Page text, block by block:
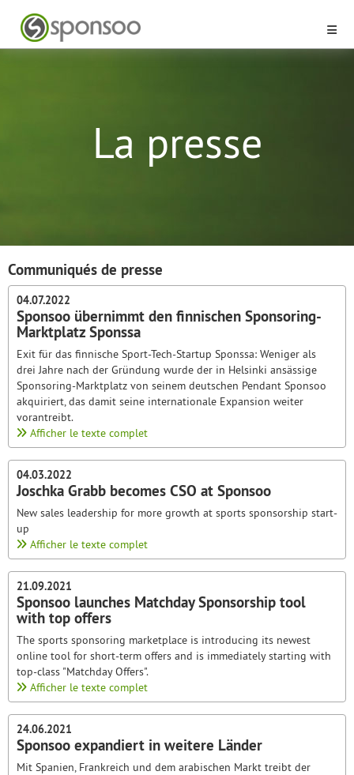
La presse
Communiqués de presse
04.07.2022
Sponsoo übernimmt den finnischen Sponsoring-
Marktplatz Sponssa
Exit für das finnische Sport-Tech-Startup Sponssa: Weniger als
drei Jahre nach der Gründung wurde der in Helsinki ansässige
Sponsoring-Marktplatz von seinem deutschen Pendant Sponsoo
akquiriert, das damit seine internationale Expansion weiter
vorantreibt.
Afficher le texte complet
04.03.2022
Joschka Grabb becomes CSO at Sponsoo
New sales leadership for more growth at sports sponsorship start-
up
Afficher le texte complet
21.09.2021
Sponsoo launches Matchday Sponsorship tool
with top offers
The sports sponsoring marketplace is introducing its newest
online tool for short-term offers and is immediately starting with
top-class "Matchday Offers".
Afficher le texte complet
24.06.2021
Sponsoo expandiert in weitere Länder
Mit Spanien, Frankreich und dem arabischen Markt treibt der